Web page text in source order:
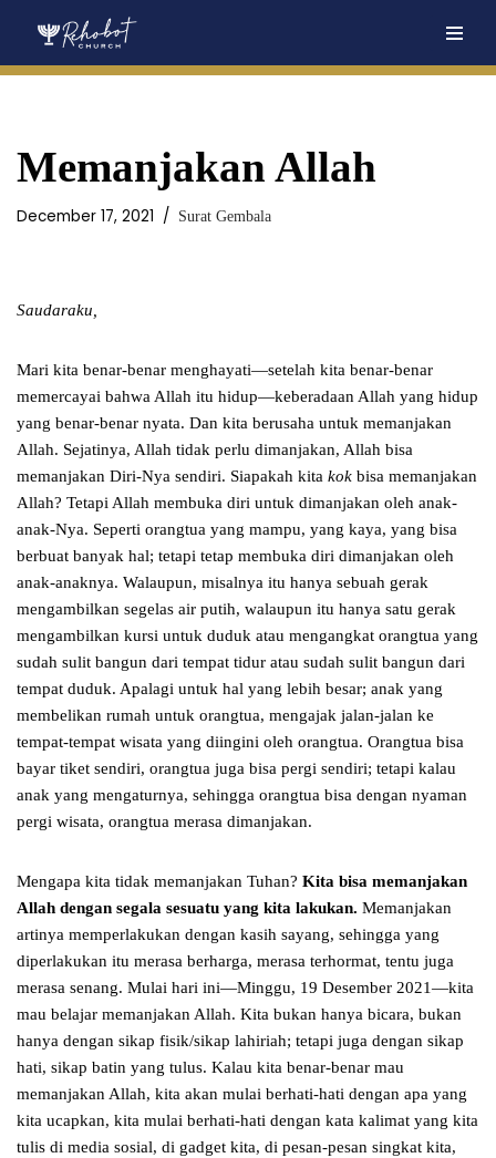
Memanjakan Allah
December 17, 2021 Surat Gembala
Saudaraku,
Mari kita benar-benar menghayati—setelah kita benar-benar
memercayai bahwa Allah itu hidup—keberadaan Allah yang hidup
yang benar-benar nyata. Dan kita berusaha untuk memanjakan
Allah. Sejatinya, Allah tidak perlu dimanjakan, Allah bisa
memanjakan Diri-Nya sendiri. Siapakah kita kok bisa memanjakan
Allah? Tetapi Allah membuka diri untuk dimanjakan oleh anak-
anak-Nya. Seperti orangtua yang mampu, yang kaya, yang bisa
berbuat banyak hal; tetapi tetap membuka diri dimanjakan oleh
anak-anaknya. Walaupun, misalnya itu hanya sebuah gerak
mengambilkan segelas air putih, walaupun itu hanya satu gerak
mengambilkan kursi untuk duduk atau mengangkat orangtua yang
sudah sulit bangun dari tempat tidur atau sudah sulit bangun dari
tempat duduk. Apalagi untuk hal yang lebih besar; anak yang
membelikan rumah untuk orangtua, mengajak jalan-jalan ke
tempat-tempat wisata yang diingini oleh orangtua. Orangtua bisa
bayar tiket sendiri, orangtua juga bisa pergi sendiri; tetapi kalau
anak yang mengaturnya, sehingga orangtua bisa dengan nyaman
pergi wisata, orangtua merasa dimanjakan.
Mengapa kita tidak memanjakan Tuhan? Kita bisa memanjakan
Allah dengan segala sesuatu yang kita lakukan. Memanjakan
artinya memperlakukan dengan kasih sayang, sehingga yang
diperlakukan itu merasa berharga, merasa terhormat, tentu juga
merasa senang. Mulai hari ini—Minggu, 19 Desember 2021—kita
mau belajar memanjakan Allah. Kita bukan hanya bicara, bukan
hanya dengan sikap fisik/sikap lahiriah; tetapi juga dengan sikap
hati, sikap batin yang tulus. Kalau kita benar-benar mau
memanjakan Allah, kita akan mulai berhati-hati dengan apa yang
kita ucapkan, kita mulai berhati-hati dengan kata kalimat yang kita
tulis di media sosial, di gadget kita, di pesan-pesan singkat kita,